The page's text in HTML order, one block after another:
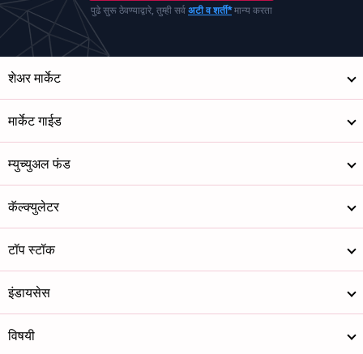
पुढे सुरू ठेवण्याद्वारे, तुम्ही सर्व अटी व शर्ती*मान्य करता
शेअर मार्केट
मार्केट गाईड
म्युच्युअल फंड
कॅल्क्युलेटर
टॉप स्टॉक
इंडायसेस
विषयी